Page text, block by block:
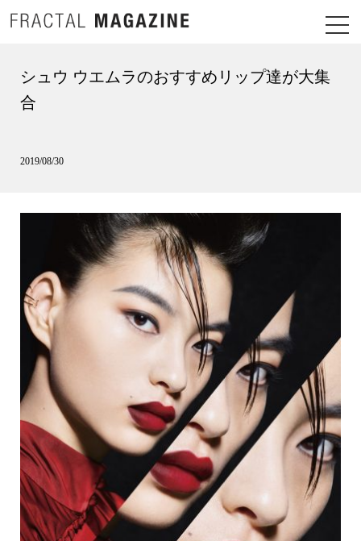
シュウ ウエムラのおすすめリップ達が大集
合
2019/08/30